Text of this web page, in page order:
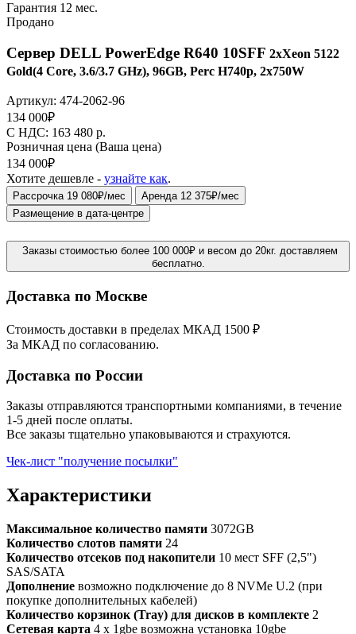
Гарантия 12 мес.
Продано
Сервер DELL PowerEdge R640 10SFF 2xXeon 5122
Gold(4 Core, 3.6/3.7 GHz), 96GB, Perc H740p, 2x750W
Артикул: 474-2062-96
134 000₽
C НДС: 163 480 р.
Розничная цена (Ваша цена)
134 000₽
Хотите дешевле - узнайте как.
Рассрочка 19 080₽/мес
Аренда 12 375₽/мес
Размещение в дата-центре
Заказы стоимостью более 100 000₽ и весом до 20кг. доставляем
бесплатно.
Доставка по Москве
Стоимость доставки в пределах МКАД 1500 ₽
За МКАД по согласованию.
Доставка по России
Заказы отправляются транспортными компаниями, в течение
1-5 дней после оплаты.
Все заказы тщательно упаковываются и страхуются.
Чек-лист "получение посылки"
Характеристики
Максимальное количество памяти 3072GB
Количество слотов памяти 24
Количество отсеков под накопители 10 мест SFF (2,5")
SAS/SATA
Дополнение возможно подключение до 8 NVMe U.2 (при
покупке дополнительных кабелей)
Количество корзинок (Tray) для дисков в комплекте 2
Сетевая карта 4 x 1gbe возможна установка 10gbe